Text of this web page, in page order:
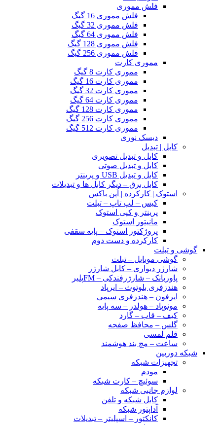
فلش مموری
فلش مموری 16 گیگ
فلش مموری 32 گیگ
فلش مموری 64 گیگ
فلش مموری 128 گیگ
فلش مموری 256 گیگ
مموری کارت
مموری کارت 8 گیگ
مموری کارت 16 گیگ
مموری کارت 32 گیگ
مموری کارت 64 گیگ
مموری کارت 128 گیگ
مموری کارت 256 گیگ
مموری کارت 512 گیگ
دیسک نوری
کابل | تبدیل
کابل و تبدیل تصویری
کابل و تبدیل صوتی
کابل و تبدیل USB و پرینتر
کابل برق – دیگر کابل ها و تبدیلات
استوک | کارکرده | اُپن باکس
کیس – لپ تاپ – تبلت
پرینتر و کپی استوک
مانیتور استوک
پروژکتور استوک – پایه سقفی
کارکرده و دست دوم
گوشی و تبلت
گوشی موبایل – تبلت
شارژر دیواری – کابل شارژر
پاوربانک – شارژرفندکی – FMپلیر
هندزفری بلوتوث – ایرپاد
ایرفون – هندزفری سیمی
مونوپاد – هولدر – سه پایه
کیف – قاب – گارد
گلس – محافظ صفحه
قلم لمسی
ساعت – مچ بند هوشمند
شبکه دوربین
تجهیزات شبکه
مودم
سوئیچ – کارت شبکه
لوازم جانبی شبکه
کابل شبکه و تلفن
آداپتور شبکه
کانکتور – اسپلیتر – تبدیلات